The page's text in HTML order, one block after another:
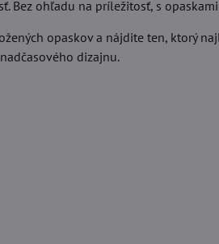
Bez ohľadu na príležitosť, s
opaskov a nájdite ten, ktorý
dizajnu.